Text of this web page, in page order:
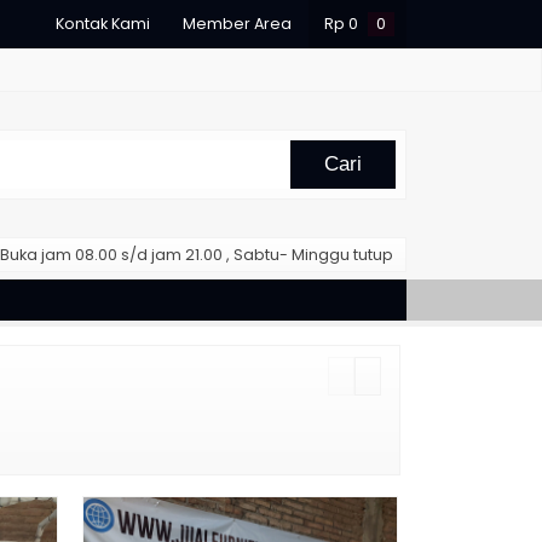
Kontak Kami Member Area Rp 0 0
Cari
Buka jam 08.00 s/d jam 21.00 , Sabtu- Minggu tutup